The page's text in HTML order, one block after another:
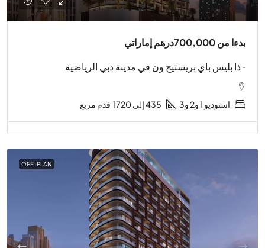
بدءا من700,000درهم إماراتي
- ذا بليس باي بريستيج ون في مدينة دبي الرياضية
استوديو 1 و2 و3 435 إلى 1720 قدم مربع
OFF-PLAN